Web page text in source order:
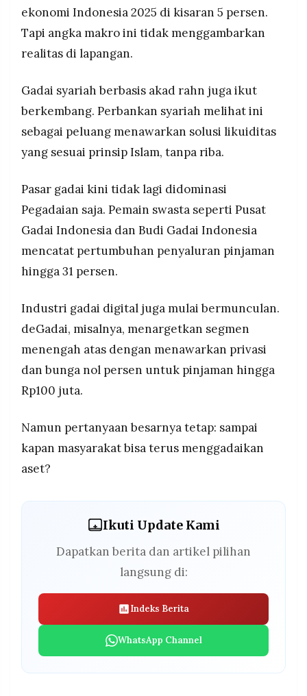
ekonomi Indonesia 2025 di kisaran 5 persen.
Tapi angka makro ini tidak menggambarkan
realitas di lapangan.
Gadai syariah berbasis akad rahn juga ikut
berkembang. Perbankan syariah melihat ini
sebagai peluang menawarkan solusi likuiditas
yang sesuai prinsip Islam, tanpa riba.
Pasar gadai kini tidak lagi didominasi
Pegadaian saja. Pemain swasta seperti Pusat
Gadai Indonesia dan Budi Gadai Indonesia
mencatat pertumbuhan penyaluran pinjaman
hingga 31 persen.
Industri gadai digital juga mulai bermunculan.
deGadai, misalnya, menargetkan segmen
menengah atas dengan menawarkan privasi
dan bunga nol persen untuk pinjaman hingga
Rp100 juta.
Namun pertanyaan besarnya tetap: sampai
kapan masyarakat bisa terus menggadaikan
aset?
Ikuti Update Kami
Dapatkan berita dan artikel pilihan
langsung di:
Indeks Berita
WhatsApp Channel